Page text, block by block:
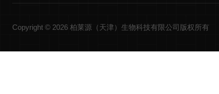
Copyright © 2026 柏莱源（天津）生物科技有限公司版权所有